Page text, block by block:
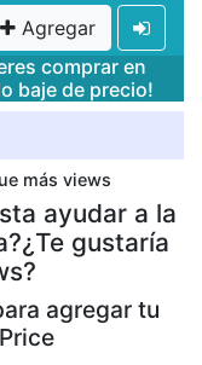
Agregar
comprar en
baje de precio!
más views
ayudar a la
gustaría
agregar tu